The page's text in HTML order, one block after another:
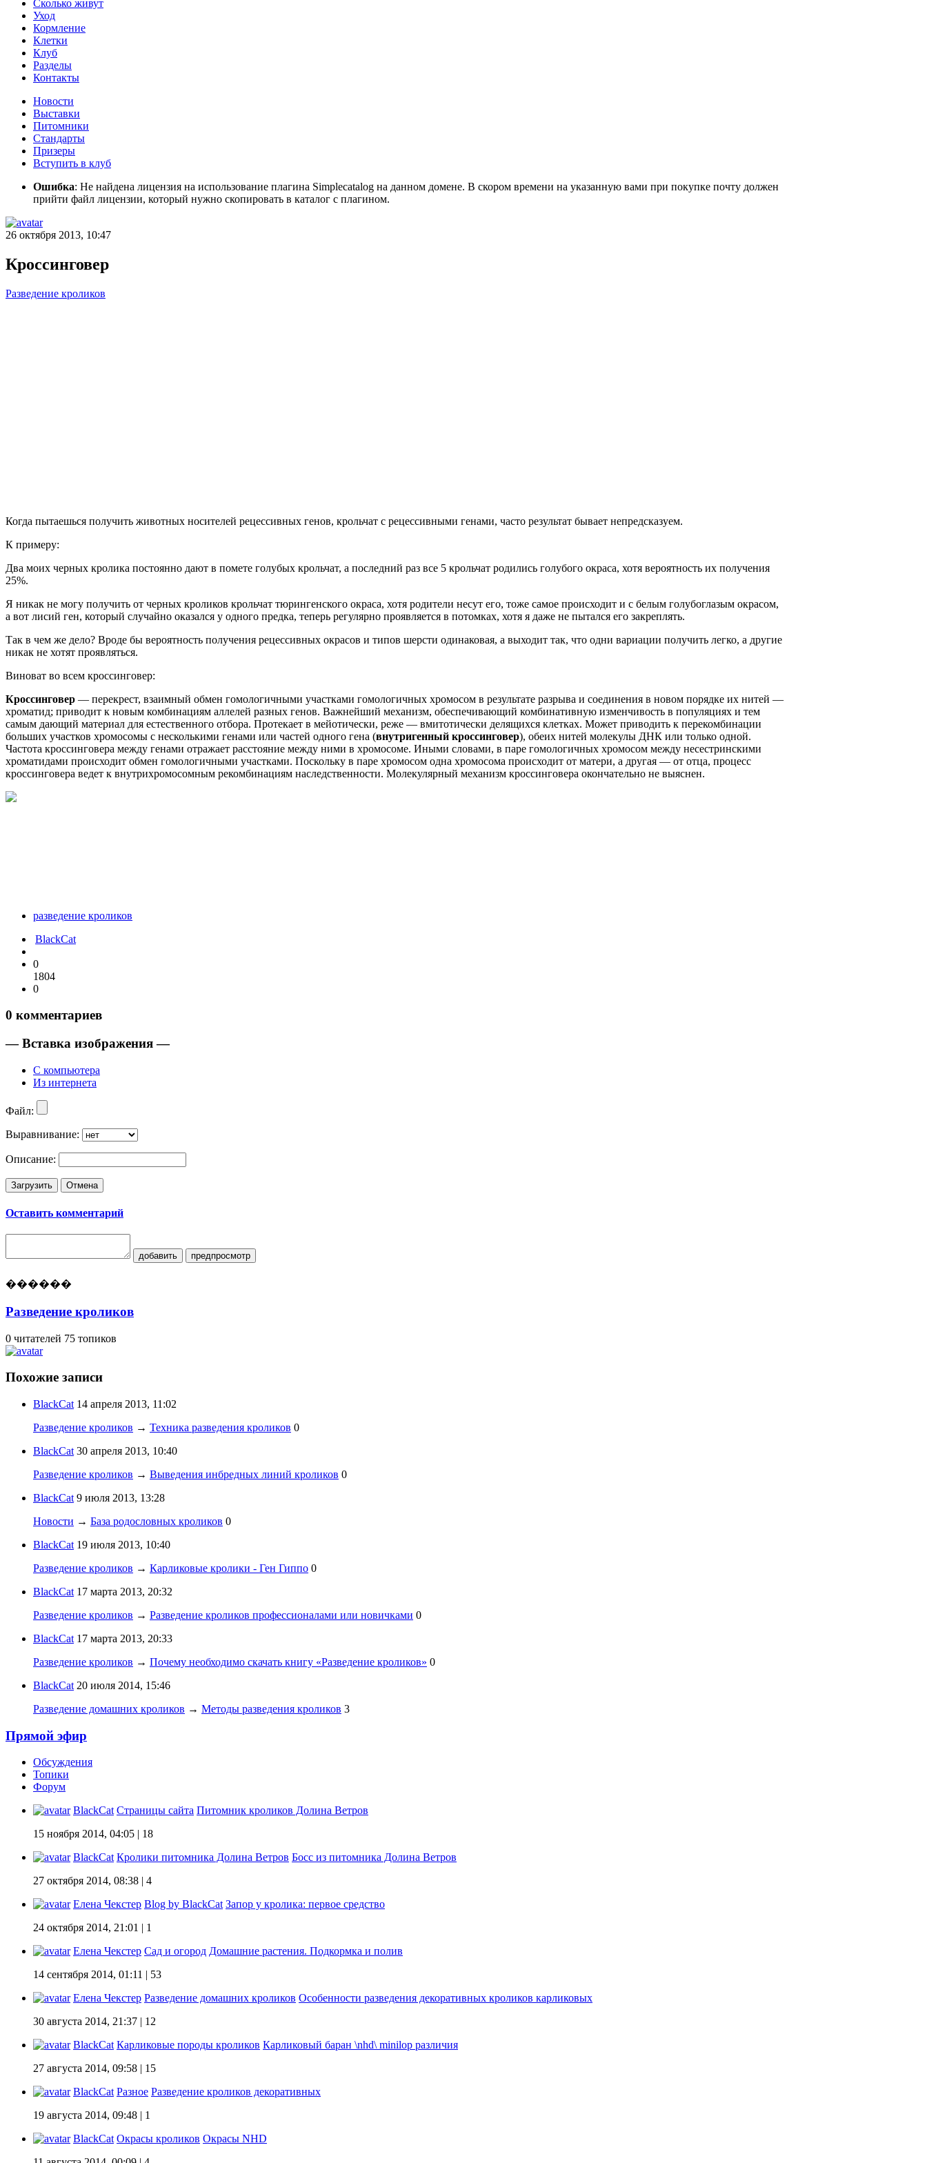
Сколько живут
Уход
Кормление
Клетки
Клуб
Разделы
Контакты
Новости
Выставки
Питомники
Стандарты
Призеры
Вступить в клуб
Ошибка: Не найдена лицензия на использование плагина Simplecatalog на данном домене. В скором времени на указанную вами при покупке почту должен
прийти файл лицензии, который нужно скопировать в каталог с плагином.
26 октября 2013, 10:47
Кроссинговер
Разведение кроликов
Когда пытаешься получить животных носителей рецессивных генов, крольчат с рецессивными генами, часто результат бывает непредсказуем.
К примеру:
Два моих черных кролика постоянно дают в помете голубых крольчат, а последний раз все 5 крольчат родились голубого окраса, хотя вероятность их получения
25%.
Я никак не могу получить от черных кроликов крольчат тюрингенского окраса, хотя родители несут его, тоже самое происходит и с белым голубоглазым окрасом,
а вот лисий ген, который случайно оказался у одного предка, теперь регулярно проявляется в потомках, хотя я даже не пытался его закреплять.
Так в чем же дело? Вроде бы вероятность получения рецессивных окрасов и типов шерсти одинаковая, а выходит так, что одни вариации получить легко, а другие
никак не хотят проявляться.
Виноват во всем кроссинговер:
Кроссинговер — перекрест, взаимный обмен гомо­логичными участками гомологичных хромосом в результа­те разрыва и соединения в новом порядке их нитей —
хроматид; приводит к новым комбинациям аллелей разных генов. Важнейший механизм, обеспечивающий комбинативную изменчивость в популяциях и тем
самым дающий материал для естественного отбора. Протекает в мейотически, реже — вмитотически делящихся клетках. Может приводить к перекомбинации
больших участков хромосо­мы с несколькими генами или частей одного гена (внутригенный кроссинговер), обеих нитей молекулы ДНК или только одной.
Частота кроссинговера между генами отра­жает расстояние между ними в хромосоме. Иными слова­ми, в паре гомологичных хромосом между несестринскими
хроматидами происходит обмен гомологичными участка­ми. Поскольку в паре хромосом одна хромосома происхо­дит от матери, а другая — от отца, процесс
кроссинговера ведет к внутрихромосомным рекомбинациям наследствен­ности. Молекулярный механизм кроссинговера оконча­тельно не выяснен.
разведение кроликов
BlackCat
0
1804
0
0 комментариев
— Вставка изображения —
С компьютера
Из интернета
Файл:
Выравнивание:
Описание:
Загрузить Отмена
Оставить комментарий
добавить предпросмотр
������
Разведение кроликов
0 читателей 75 топиков
Похожие записи
BlackCat 14 апреля 2013, 11:02
Разведение кроликов → Техника разведения кроликов 0
BlackCat 30 апреля 2013, 10:40
Разведение кроликов → Выведения инбредных линий кроликов 0
BlackCat 9 июля 2013, 13:28
Новости → База родословных кроликов 0
BlackCat 19 июля 2013, 10:40
Разведение кроликов → Карликовые кролики - Ген Гиппо 0
BlackCat 17 марта 2013, 20:32
Разведение кроликов → Разведение кроликов профессионалами или новичками 0
BlackCat 17 марта 2013, 20:33
Разведение кроликов → Почему необходимо скачать книгу «Разведение кроликов» 0
BlackCat 20 июля 2014, 15:46
Разведение домашних кроликов → Методы разведения кроликов 3
Прямой эфир
Обсуждения
Топики
Форум
BlackCat Страницы сайта Питомник кроликов Долина Ветров
15 ноября 2014, 04:05 | 18
BlackCat Кролики питомника Долина Ветров Босс из питомника Долина Ветров
27 октября 2014, 08:38 | 4
Елена Чекстер Blog by BlackCat Запор у кролика: первое средство
24 октября 2014, 21:01 | 1
Елена Чекстер Сад и огород Домашние растения. Подкормка и полив
14 сентября 2014, 01:11 | 53
Елена Чекстер Разведение домашних кроликов Особенности разведения декоративных кроликов карликовых
30 августа 2014, 21:37 | 12
BlackCat Карликовые породы кроликов Карликовый баран \nhd\ minilop различия
27 августа 2014, 09:58 | 15
BlackCat Разное Разведение кроликов декоративных
19 августа 2014, 09:48 | 1
BlackCat Окрасы кроликов Окрасы NHD